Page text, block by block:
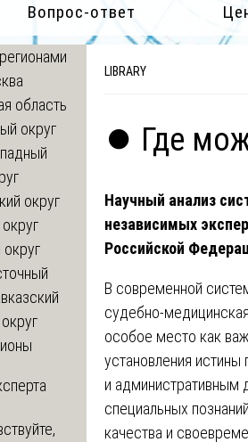
Вопрос-ответ
LIBRARY
⏺️ Где
Научный анализ
независимых
Российской
В современной
судебно-
особое место как
установления
и
специальных
качества и
область
округ
округ